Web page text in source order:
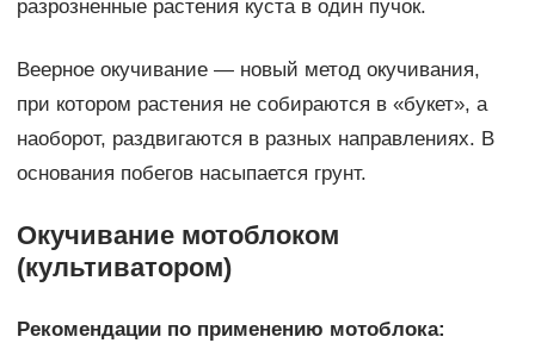
разрозненные растения куста в один пучок.
Веерное окучивание — новый метод окучивания,
при котором растения не собираются в «букет», а
наоборот, раздвигаются в разных направлениях. В
основания побегов насыпается грунт.
Окучивание мотоблоком
(культиватором)
Рекомендации по применению мотоблока: